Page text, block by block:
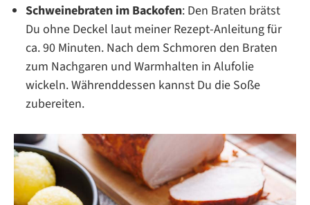
Schweinebraten im Backofen: Den Braten brätst
Du ohne Deckel laut meiner Rezept-Anleitung für
ca. 90 Minuten. Nach dem Schmoren den Braten
zum Nachgaren und Warmhalten in Alufolie
wickeln. Währenddessen kannst Du die Soße
zubereiten.